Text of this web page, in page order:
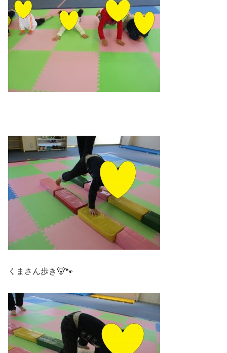
くまさん歩き🐻🐾